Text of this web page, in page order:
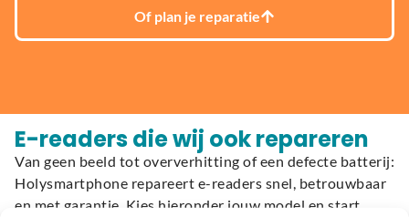
Of plan je reparatie
E-readers die wij ook repareren
Van geen beeld tot oververhitting of een defecte batterij:
Holysmartphone repareert e-readers snel, betrouwbaar
en met garantie. Kies hieronder jouw model en start